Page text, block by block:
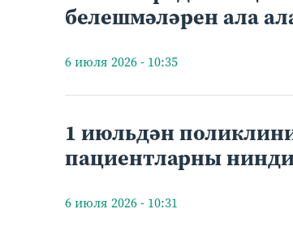
белешмәләрен ала
6 июля 2026 - 10:35
1 июльдән
пациентларны
6 июля 2026 - 10:31